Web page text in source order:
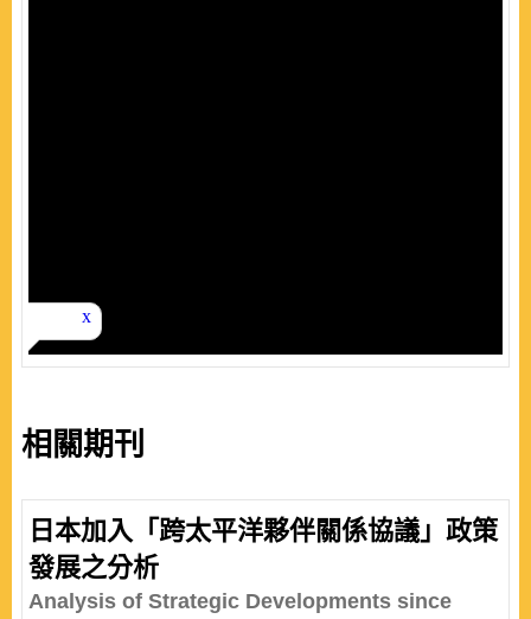
相關期刊
日本加入「跨太平洋夥伴關係協議」政策
發展之分析
Analysis of Strategic Developments since